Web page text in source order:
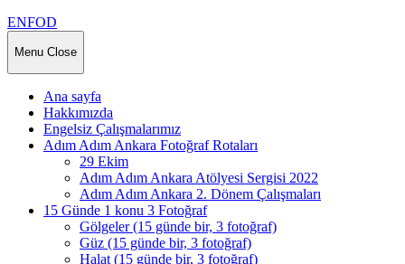
ENFOD
Menu Close
Ana sayfa
Hakkımızda
Engelsiz Çalışmalarımız
Adım Adım Ankara Fotoğraf Rotaları
29 Ekim
Adım Adım Ankara Atölyesi Sergisi 2022
Adım Adım Ankara 2. Dönem Çalışmaları
15 Günde 1 konu 3 Fotoğraf
Gölgeler (15 günde bir, 3 fotoğraf)
Güz (15 günde bir, 3 fotoğraf)
Halat (15 günde bir, 3 fotoğraf)